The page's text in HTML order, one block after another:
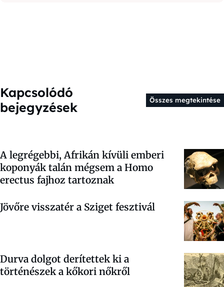
Kapcsolódó
bejegyzések
Összes megtekintése
A legrégebbi, Afrikán kívüli emberi
koponyák talán mégsem a Homo
erectus fajhoz tartoznak
Jövőre visszatér a Sziget fesztivál
Durva dolgot derítettek ki a
történészek a kőkori nőkről